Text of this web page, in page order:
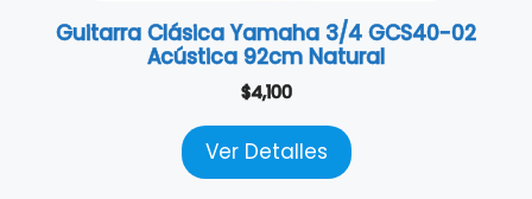
Guitarra Clásica Yamaha 3/4 GCS40-02
Acústica 92cm Natural
$4,100
Ver Detalles